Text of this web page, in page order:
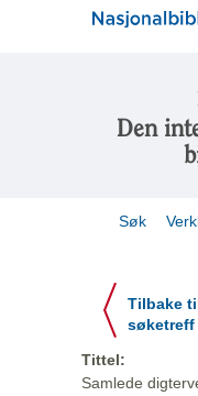
Den
Søk
Tilbake til
søketreff
Tittel:
Samlede